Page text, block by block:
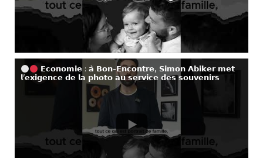
𝗘𝗰𝗼𝗻𝗼𝗺𝗶𝗲 : 𝗮̀ 𝗕𝗼𝗻-𝗘𝗻𝗰𝗼𝗻𝘁𝗿𝗲, 𝗦𝗶𝗺𝗼𝗻 𝗔𝗯𝗶𝗸𝗲𝗿 𝗺𝗲𝘁
𝗹’𝗲𝘅𝗶𝗴𝗲𝗻𝗰𝗲 𝗱𝗲 𝗹𝗮 𝗽𝗵𝗼𝘁𝗼 𝗮𝘂 𝘀𝗲𝗿𝘃𝗶𝗰𝗲 𝗱𝗲𝘀 𝘀𝗼𝘂𝘃𝗲𝗻𝗶𝗿𝘀